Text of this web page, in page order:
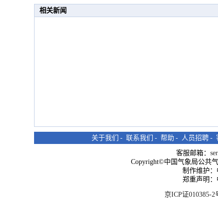
相关新闻
关于我们 - 联系我们 - 帮助 - 人员招聘 -
客服邮箱：
Copyright©中国气象局公共
制作维护
郑重声明
京ICP证010385-2